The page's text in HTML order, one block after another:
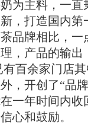
为主料，一直
，打造国内第
品牌相比，一
，产品的输出
百余家门店
，开创了“品
一年时间内收
心和鼓励。